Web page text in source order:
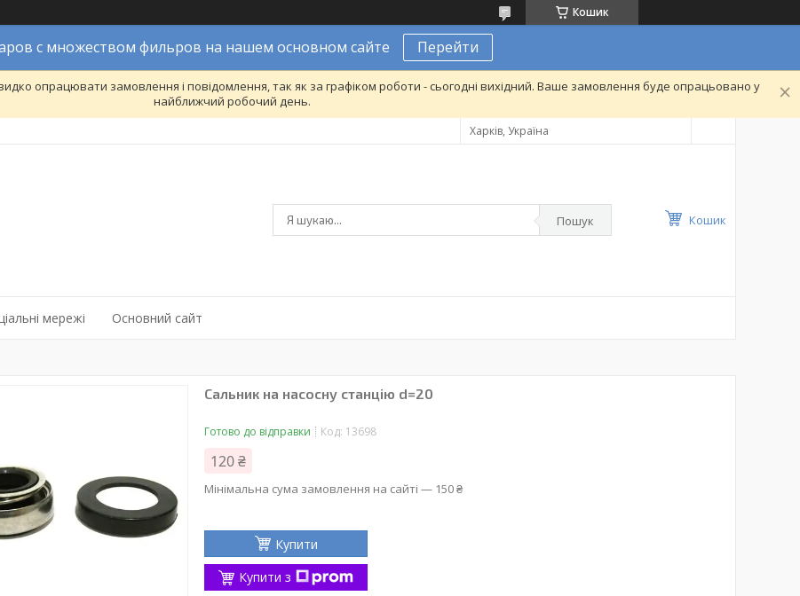
Кошик
с множеством фильров на нашем основном сайте Перейти
опрацювати замовлення і повідомлення, так як за графіком роботи - сьогодні вихідний. Ваше замовлення буде опрацьовано у
найближчий робочий день.
Харків, Україна
Пошук Кошик
мережі Основний сайт
Сальник на насосну станцію d=20
Готово до відправки Код: 13698
120 ₴
Мінімальна сума замовлення на сайті — 150 ₴
Купити
Купити з